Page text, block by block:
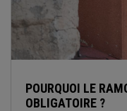
POURQUOI LE
OBLIGATOIRE ?